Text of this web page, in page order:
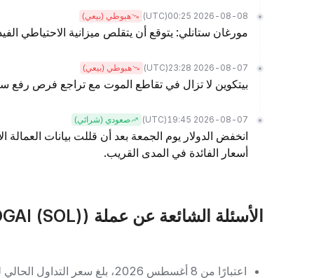
2026-08-08 00:25
(UTC) هبوطي (بيعي)
مورغان ستانلي: يتوقع أن يتقلص ميزانية الاحتياطي الفيدرالي بمقدار
2026-08-07 23:28
(UTC) هبوطي (بيعي)
بيتكوين لا تزال في تقاطع الموت مع تراجع فرص رفع
2026-08-07 19:45
(UTC) صعودي (شرائي)
انخفض الدولار يوم الجمعة بعد أن قللت بيانات
أسعار الفائدة في المدى القريب.
الأسئلة الشائعة عن عملة POGAI (POGAI (SOL))